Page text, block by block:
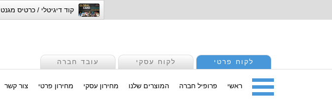
קוד דיגיטלי / כרטיס
לקוח פרטי לקוח עסקי עובד חברה
ראשי פרופיל חברה המוצרים שלנו מחירון עסקי מחירון פרטי צור קשר